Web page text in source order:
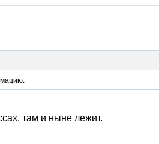
там и ныне лежит.